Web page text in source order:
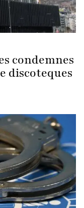
condemnes
discoteques